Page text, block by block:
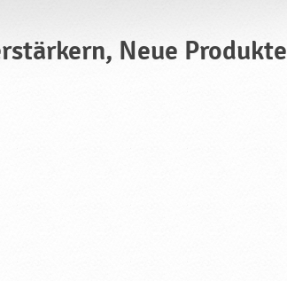
Neue Produkte